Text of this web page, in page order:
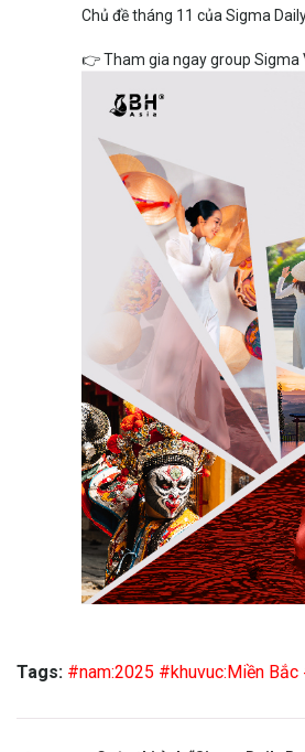
Chủ đề tháng 11 của Sigma
👉 Tham gia ngay group Sigma
Tags: #nam:2025 #khuvuc:Miền Bắc